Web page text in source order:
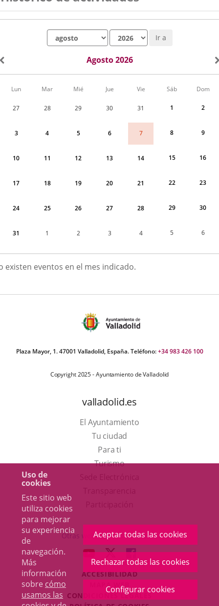
Uso de
cookies
Este sitio web
utiliza cookies
para mejorar
su experiencia
de
navegación.
Más
información
sobre cómo
usamos las
Aceptar todas las cookies
Rechazar todas las cookies
Configurar cookies
Ir a
Agosto 2026
Calendario
correspondiente
Lun Mar Mié Jue Vie Sáb Dom
27 28 29 30 31 1 2
3 4 5 6 7 8 9
10 11 12 13 14 15 16
17 18 19 20 21 22 23
24 25 26 27 28 29 30
31 1 2 3 4 5 6
existen eventos en el mes indicado.
Plaza Mayor, 1. 47001 Valladolid, España. Teléfono:+34 983 426 100
Copyright 2025 - Ayuntamiento de Valladolid
valladolid.es
El Ayuntamiento
Tu ciudad
Para ti
TurismoEste
una
ventana
nueva.
externa.
Otras webs del ayuntamiento
ENLACE
A
UNA
APLICACIÓN
EXTERNA.
ENLACE
A
UNA
APLICACIÓN
EXTERNA.
ENLACE
A
UNA
APLICACIÓN
EXTERNA.
ACCESIBILIDAD
MAPA WEB
CONDICIONES LEGALES